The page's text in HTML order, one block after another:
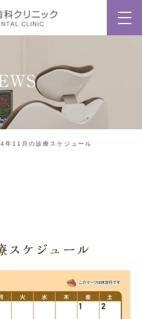
年11月の診療スケジュール
スケジュール